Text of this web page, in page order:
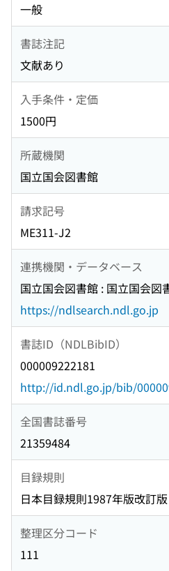
一般
書誌注記
文献あり
入手条件・定価
1500円
所蔵機関
国立国会図書館
請求記号
ME311-J2
連携機関・データベース
国立国会図書館 : 国立国会図
https://ndlsearch.ndl.go.jp
書誌ID（NDLBibID）
000009222181
http://id.ndl.go.jp/bib/
全国書誌番号
21359484
目録規則
日本目録規則1987年版改訂版
整理区分コード
111